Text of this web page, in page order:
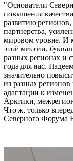
"Основатели
повышения
развитию
партнерства,
мировом уровне. И
этой миссии,
разных регионах и
года для нас.
значительно
из разных регионов
адаптации к
Арктики,
Что ж, только
Северного Форума